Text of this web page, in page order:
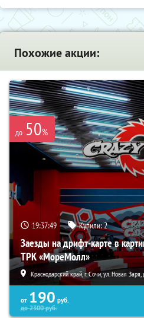
Похожие акции:
до 50%
19:37:48 Купили:2
Заезды на дрифт-карте в
ТРК «МореМолл»
Краснодарский край, г. Сочи, ул. Новая
от 190 руб.
до2300руб.